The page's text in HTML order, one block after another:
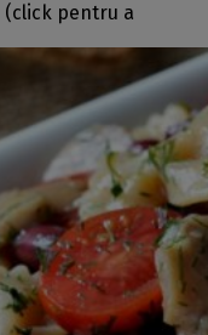
(click pentru a